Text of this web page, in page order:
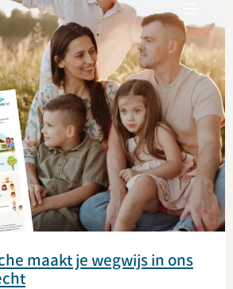
maakt je wegwijs in ons